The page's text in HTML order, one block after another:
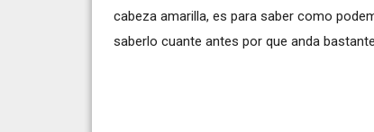
cabeza amarilla, es para saber como
saberlo cuante antes por que anda